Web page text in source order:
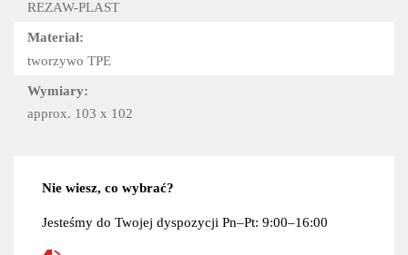
REZAW-PLAST
Materiał:
tworzywo TPE
Wymiary:
approx. 103 x 102
Nie wiesz, co wybrać?
Jesteśmy do Twojej dyspozycji Pn–Pt: 9:00–16:00